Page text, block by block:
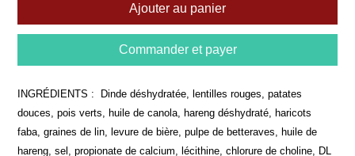
Ajouter au panier
Commander et payer
INGRÉDIENTS : Dinde déshydratée, lentilles rouges, patates
douces, pois verts, huile de canola, hareng déshydraté, haricots
faba, graines de lin, levure de bière, pulpe de betteraves, huile de
hareng, sel, propionate de calcium, lécithine, chlorure de choline, DL